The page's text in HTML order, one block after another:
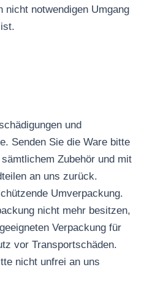
nicht notwendigen Umgang
und
Senden Sie die Ware bitte
Zubehör und mit
an uns zurück.
Umverpackung.
nicht mehr besitzen,
Verpackung für
vor Transportschäden.
nicht unfrei an uns